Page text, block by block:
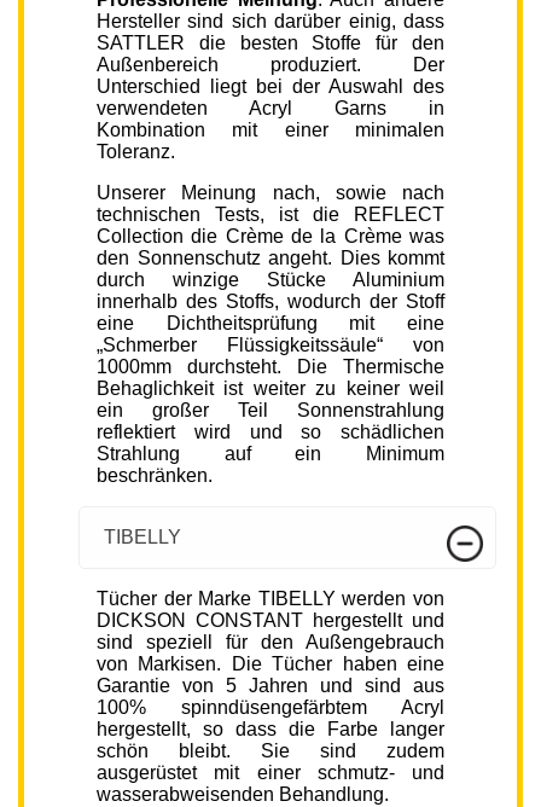
Hersteller sind sich darüber einig, dass
SATTLER die besten Stoffe für den
Außenbereich produziert. Der
Unterschied liegt bei der Auswahl des
verwendeten Acryl Garns in
Kombination mit einer minimalen
Toleranz.
Unserer Meinung nach, sowie nach
technischen Tests, ist die REFLECT
Collection die Crème de la Crème was
den Sonnenschutz angeht. Dies kommt
durch winzige Stücke Aluminium
innerhalb des Stoffs, wodurch der Stoff
eine Dichtheitsprüfung mit eine
„Schmerber Flüssigkeitssäule“ von
1000mm durchsteht. Die Thermische
Behaglichkeit ist weiter zu keiner weil
ein großer Teil Sonnenstrahlung
reflektiert wird und so schädlichen
Strahlung auf ein Minimum
beschränken.
TIBELLY
Tücher der Marke TIBELLY werden von
DICKSON CONSTANT hergestellt und
sind speziell für den Außengebrauch
von Markisen. Die Tücher haben eine
Garantie von 5 Jahren und sind aus
100% spinndüsengefärbtem Acryl
hergestellt, so dass die Farbe langer
schön bleibt. Sie sind zudem
ausgerüstet mit einer schmutz- und
wasserabweisenden Behandlung.